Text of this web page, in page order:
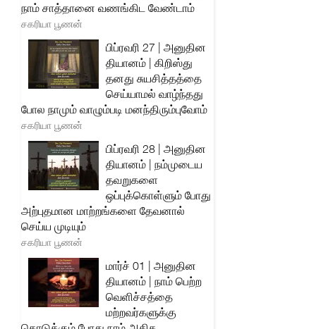
நாம் சாத்தானை வணங்கிட வேண்டாம்
சகரியா பூணன்
பிப்ரவரி 27 | அனுதின
தியானம் | கிறிஸ்து
தனது சுயசித்தத்தை
செய்யாமல் வாழ்ந்தது
போல நாமும் வாழும்படி மனந்திரும்புவோம்
சகரியா பூணன்
பிப்ரவரி 28 | அனுதின
தியானம் | நம்முடைய
தவறுகளை
ஒப்புக்கொள்ளும் போது
அற்புதமான மாற்றங்களை தேவனால்
செய்ய முடியும்
சகரியா பூணன்
மார்ச் 01 | அனுதின
தியானம் | நாம் பெற்ற
வெளிச்சத்தை
மற்றவர்களுக்கு